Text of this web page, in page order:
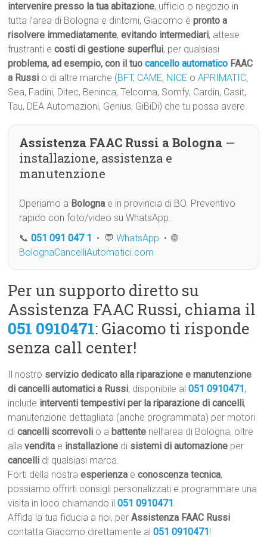
intervenire presso la tua abitazione, ufficio o negozio in
tutta l’area di Bologna e dintorni, Giacomo èpronto a
risolvere immediatamente,evitando intermediari, attese
frustranti ecosti di gestione superflui, per qualsiasi
problema, ad esempio, con il tuocancello automatico FAAC
a Russi o di altre marche (BFT, CAME, NICE oAPRIMATIC,
Sea, Fadini, Ditec, Beninca, Telcoma, Somfy, Cardin, Casit,
Tau, DEA Automazioni, Genius, GiBiDi) che tu possa avere.
Assistenza FAAC Russi a Bologna —
installazione, assistenza e
manutenzione
Operiamo a Bologna e in provincia di BO. Preventivo
rapido con foto/video su WhatsApp.
📞051 091 047 1 • 💬WhatsApp • 🌐
BolognaCancelliAutomatici.com
Per un supporto diretto su
Assistenza FAAC Russi, chiama il
051 0910471: Giacomo ti risponde
senza call center!
Il nostro servizio dedicato alla riparazione e manutenzione
di cancelli automatici a Russi, disponibile al051 0910471 ,
include interventi tempestivi per la riparazione di cancelli,
manutenzione dettagliata (anche programmata) per motori
dicancelli scorrevoli o a battente nell’area di Bologna, oltre
allavendita e installazione di sistemi di automazione per
cancelli di qualsiasi marca.
Forti della nostraesperienza econoscenza tecnica,
possiamo offrirti consigli personalizzati e programmare una
visita in loco chiamando il051 0910471 .
Affida la tua fiducia a noi, perAssistenza FAAC Russi
contatta Giacomo direttamente al051 0910471 !